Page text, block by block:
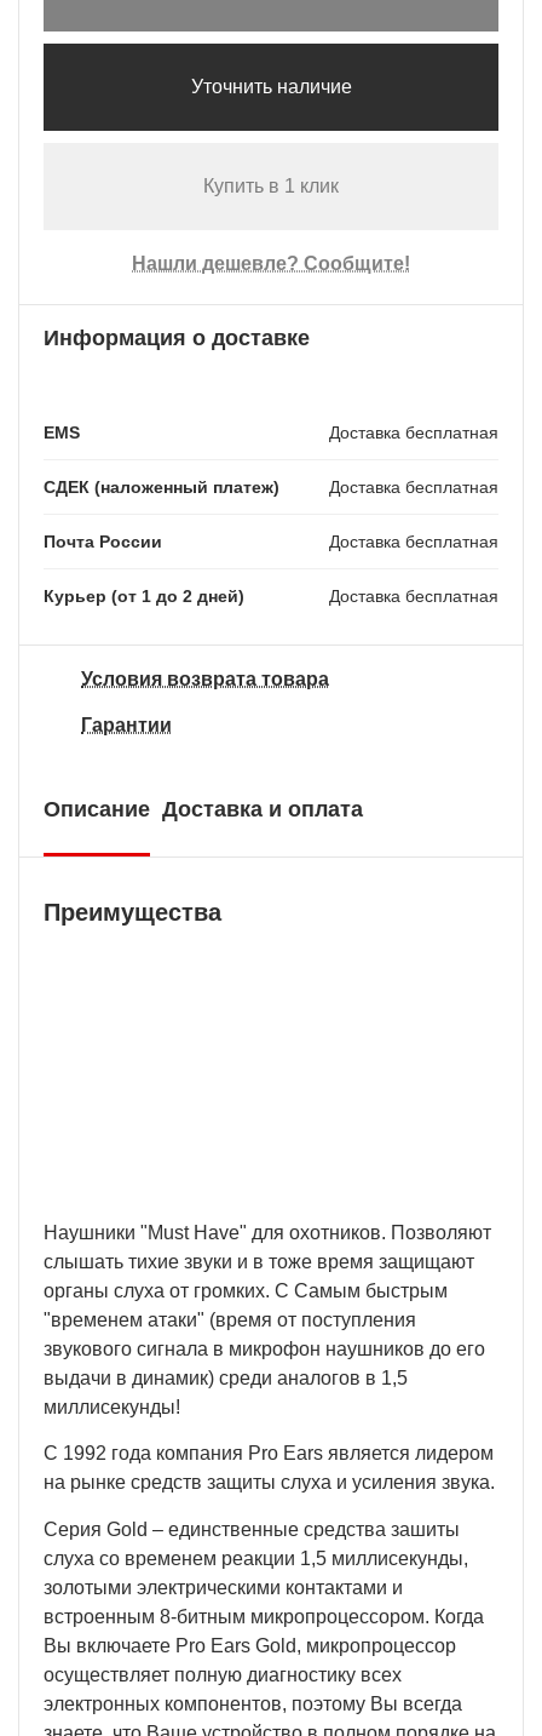
Уточнить наличие
Купить в 1 клик
Нашли дешевле? Сообщите!
Информация о доставке
EMS Доставка бесплатная
СДЕК (наложенный платеж) Доставка бесплатная
Почта России Доставка бесплатная
Курьер (от 1 до 2 дней) Доставка бесплатная
Условия возврата товара
Гарантии
Описание Доставка и оплата
Преимущества
Наушники "Must Have" для охотников. Позволяют
слышать тихие звуки и в тоже время защищают
органы слуха от громких. С Самым быстрым
"временем атаки" (время от поступления
звукового сигнала в микрофон наушников до его
выдачи в динамик) среди аналогов в 1,5
миллисекунды!
С 1992 года компания Pro Ears является лидером
на рынке средств защиты слуха и усиления звука.
Серия Gold – единственные средства зашиты
слуха со временем реакции 1,5 миллисекунды,
золотыми электрическими контактами и
встроенным 8-битным микропроцессором. Когда
Вы включаете Pro Ears Gold, микропроцессор
осуществляет полную диагностику всех
электронных компонентов, поэтому Вы всегда